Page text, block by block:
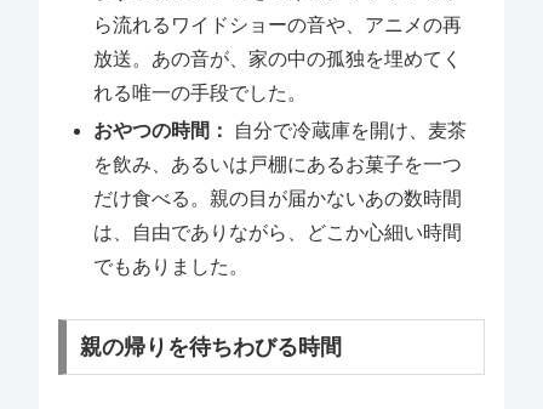
ら流れるワイドショーの音や、アニメの再
放送。あの音が、家の中の孤独を埋めてく
れる唯一の手段でした。
おやつの時間：
自分で冷蔵庫を開け、麦茶
を飲み、あるいは戸棚にあるお菓子を一つ
だけ食べる。親の目が届かないあの数時間
は、自由でありながら、どこか心細い時間
でもありました。
親の帰りを待ちわびる時間